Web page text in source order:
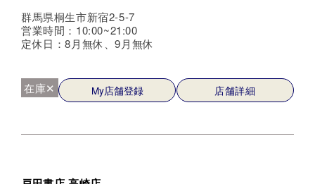
群馬県桐生市新宿2-5-7
営業時間：10:00~21:00
定休日：8月無休、9月無休
在庫✕ My店舗登録 店舗詳細